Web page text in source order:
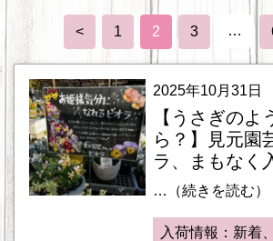
< 1 2 3 …
2025年10月31日
【うさぎのよ
ら？】見元園
ラ、まもなく
…（続きを読む）
入荷情報：新